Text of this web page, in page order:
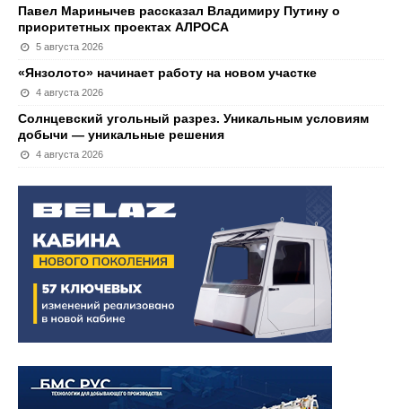
Павел Маринычев рассказал Владимиру Путину о
приоритетных проектах АЛРОСА
5 августа 2026
«Янзолото» начинает работу на новом участке
4 августа 2026
Солнцевский угольный разрез. Уникальным условиям
добычи — уникальные решения
4 августа 2026